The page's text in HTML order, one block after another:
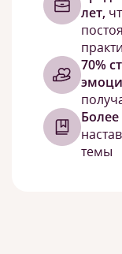
лет,
70%
темы